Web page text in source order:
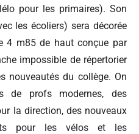
pour les primaires). Son
les écoliers) sera décorée
4 m85 de haut conçue par
impossible de répertorier
nouveautés du collège. On
de profs modernes, des
la direction, des nouveaux
pour les vélos et les